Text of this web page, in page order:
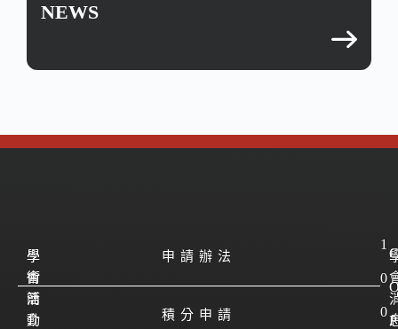
NEWS
學
會
簡
介
學
術
活
動
申請辦法
積分申請
1
0
0
C
P